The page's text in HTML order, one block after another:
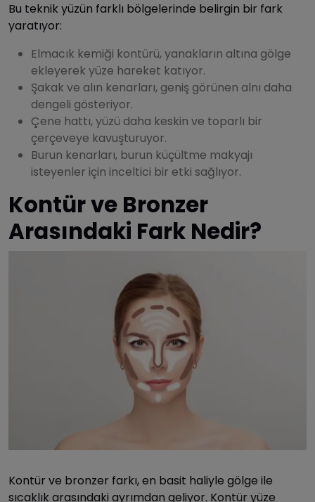
Bu teknik yüzün farklı bölgelerinde belirgin bir fark
yaratıyor:
Elmacık kemiği kontürü, yanakların altına gölge
ekleyerek yüze hareket katıyor.
Şakak ve alın kenarları, geniş görünen alnı daha
dengeli gösteriyor.
Çene hattı, yüzü daha keskin ve toparlı bir
çerçeveye kavuşturuyor.
Burun kenarları, burun küçültme makyajı
isteyenler için inceltici bir etki sağlıyor.
Kontür ve Bronzer
Arasındaki Fark Nedir?
Kontür ve bronzer farkı, en basit haliyle gölge ile
sıcaklık arasındaki ayrımdan geliyor. Kontür yüze